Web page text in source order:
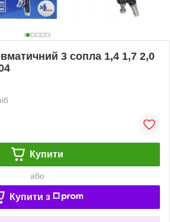
3 сопла 1,4 1,7 2,0
Купити
або
Купити з